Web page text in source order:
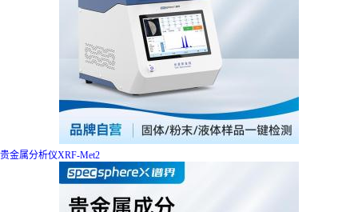
贵金属分析仪XRF-Met2